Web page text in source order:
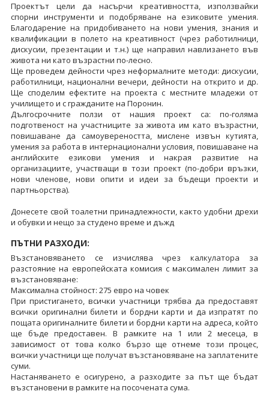
Проектът цели да насърчи креативността, използвайки
спорни инструменти и подобряване на езиковите умения.
Благодарение на придобиването на нови умения, знания и
квалификации в полето на креативност (чрез работилници,
дискусии, презентации и т.н.) ще направил навлизането във
живота ни като възрастни по-лесно.
Ще проведем дейности чрез неформалните методи: дискусии,
работилници, национални вечери, дейности на открито и др.
Ще споделим ефектите на проекта с местните младежи от
училището и с гражданите на Поронин.
Дългосрочните ползи от нашия проект са: по-голяма
подготвеност на участниците за живота им като възрастни,
повишаване да самоувереността, мислене извън кутията,
умения за работа в интернационални условия, повишаване на
английските езикови умения и накрая развитие на
организациите, участващи в този проект (по-добри връзки,
нови членове, нови опити и идеи за бъдещи проекти и
партньорства).
Донесете свой тоалетни принадлежности, както удобни дрехи
и обувки и нещо за студено време и дъжд
ПЪТНИ РАЗХОДИ:
Възстановяването се изчислява чрез калкулатора за
разстояние на европейската комисия с максимален лимит за
възстановяване:
Максимална стойност: 275 евро на човек
При пристигането, всички участници трябва да предоставят
всички оригинални билети и бордни карти и да изпратят по
пощата оригиналните билети и бордни карти на адреса, който
ще бъде предоставен. В рамките на 1 или 2 месеца, в
зависимост от това колко бързо ще отнеме този процес,
всички участници ще получат възстановяване на заплатените
суми.
Настаняването е осигурено, а разходите за път ще бъдат
възстановени в рамките на посочената сума.